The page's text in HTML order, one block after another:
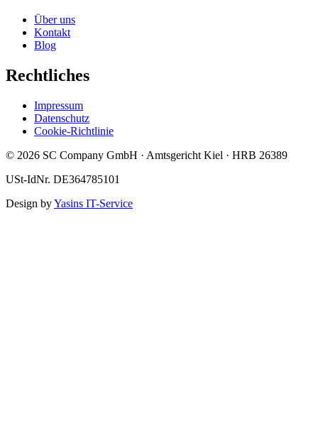
Über uns
Kontakt
Blog
Rechtliches
Impressum
Datenschutz
Cookie-Richtlinie
© 2026 SC Company GmbH · Amtsgericht Kiel · HRB 26389
USt-IdNr. DE364785101
Design byYasins IT-Service